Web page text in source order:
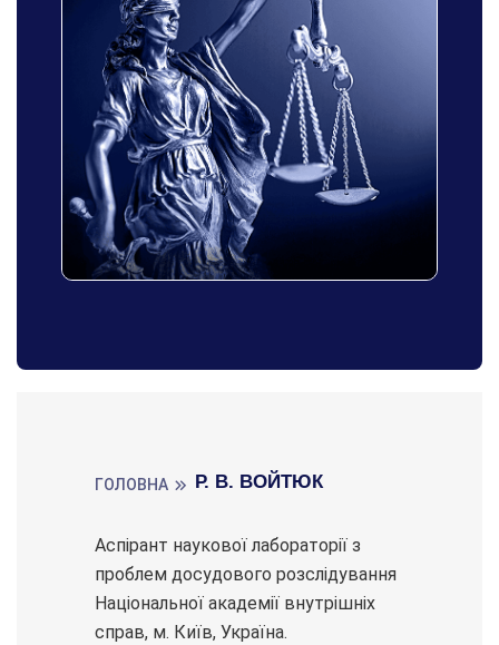
ГОЛОВНА Р. В. ВОЙТЮК
Аспірант наукової лабораторії з
проблем досудового розслідування
Національної академії внутрішніх
справ, м. Київ, Україна.